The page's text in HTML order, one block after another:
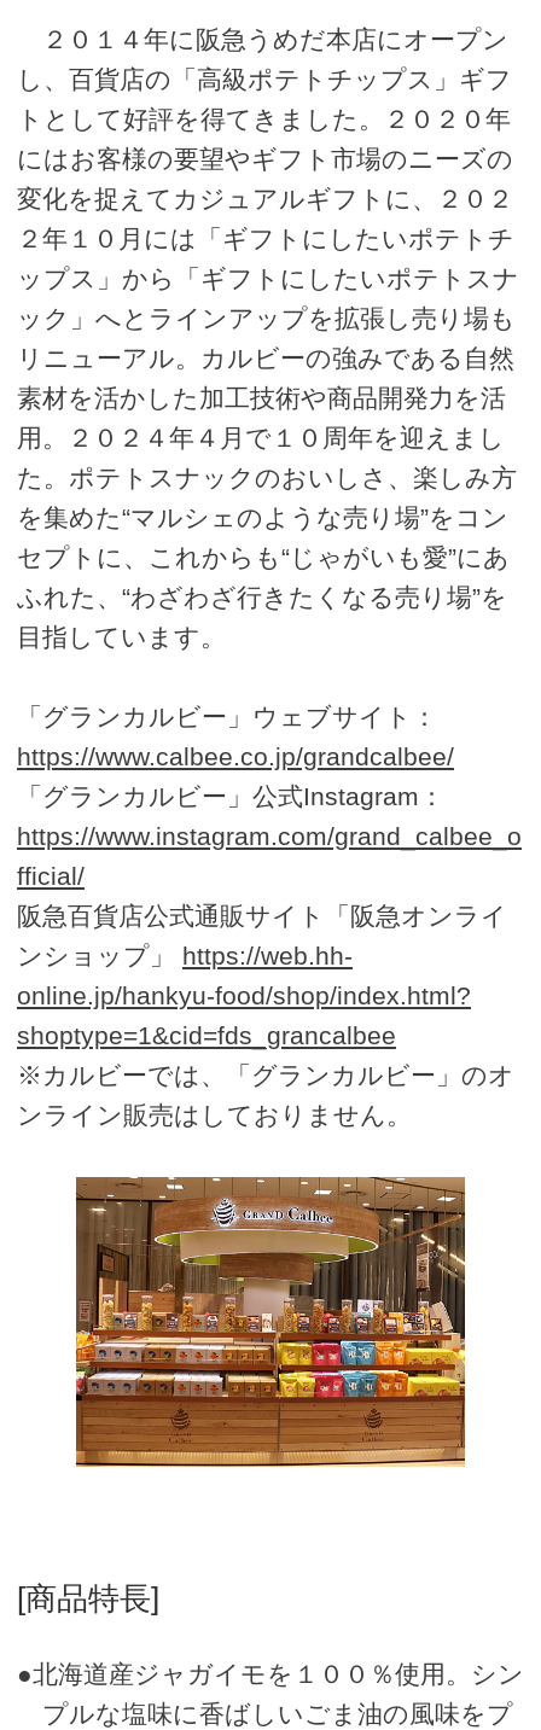
２０１４年に阪急うめだ本店にオープン
し、百貨店の「高級ポテトチップス」ギフ
トとして好評を得てきました。２０２０年
にはお客様の要望やギフト市場のニーズの
変化を捉えてカジュアルギフトに、２０２
２年１０月には「ギフトにしたいポテトチ
ップス」から「ギフトにしたいポテトスナ
ック」へとラインアップを拡張し売り場も
リニューアル。カルビーの強みである自然
素材を活かした加工技術や商品開発力を活
用。２０２４年４月で１０周年を迎えまし
た。ポテトスナックのおいしさ、楽しみ方
を集めた“マルシェのような売り場”をコン
セプトに、これからも“じゃがいも愛”にあ
ふれた、“わざわざ行きたくなる売り場”を
目指しています。
「グランカルビー」ウェブサイト：
https://www.calbee.co.jp/grandcalbee/
「グランカルビー」公式Instagram：
https://www.instagram.com/grand_calbee_o
fficial/
阪急百貨店公式通販サイト「阪急オンライ
ンショップ」 https://web.hh-
online.jp/hankyu-food/shop/index.html?
shoptype=1&cid=fds_grancalbee
※カルビーでは、「グランカルビー」のオ
ンライン販売はしておりません。
[商品特長]
●北海道産ジャガイモを１００％使用。シン
プルな塩味に香ばしいごま油の風味をプ